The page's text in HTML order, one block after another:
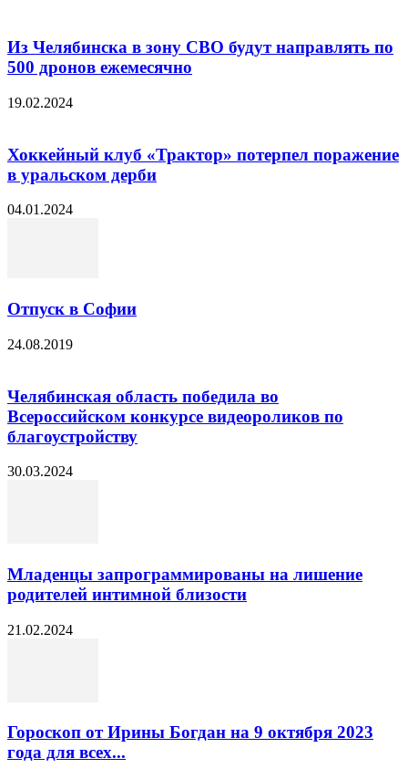
Из Челябинска в зону СВО будут направлять по
500 дронов ежемесячно
19.02.2024
Хоккейный клуб «Трактор» потерпел поражение
в уральском дерби
04.01.2024
Отпуск в Софии
24.08.2019
Челябинская область победила во
Всероссийском конкурсе видеороликов по
благоустройству
30.03.2024
Младенцы запрограммированы на лишение
родителей интимной близости
21.02.2024
Гороскоп от Ирины Богдан на 9 октября 2023
года для всех...